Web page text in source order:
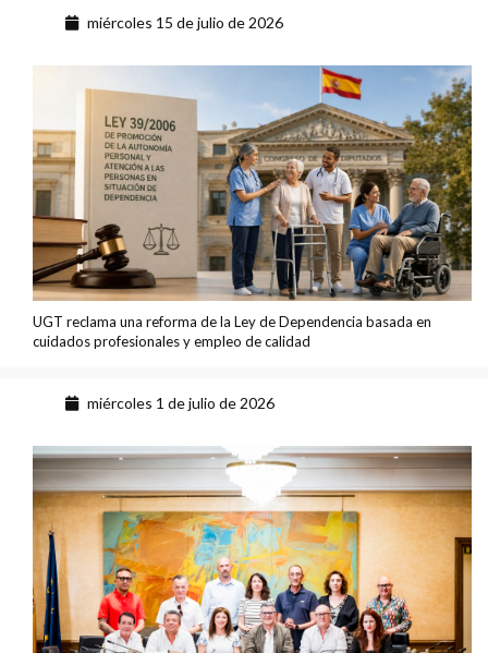
miércoles 15 de julio de 2026
UGT reclama una reforma de la Ley de Dependencia basada en
cuidados profesionales y empleo de calidad
miércoles 1 de julio de 2026